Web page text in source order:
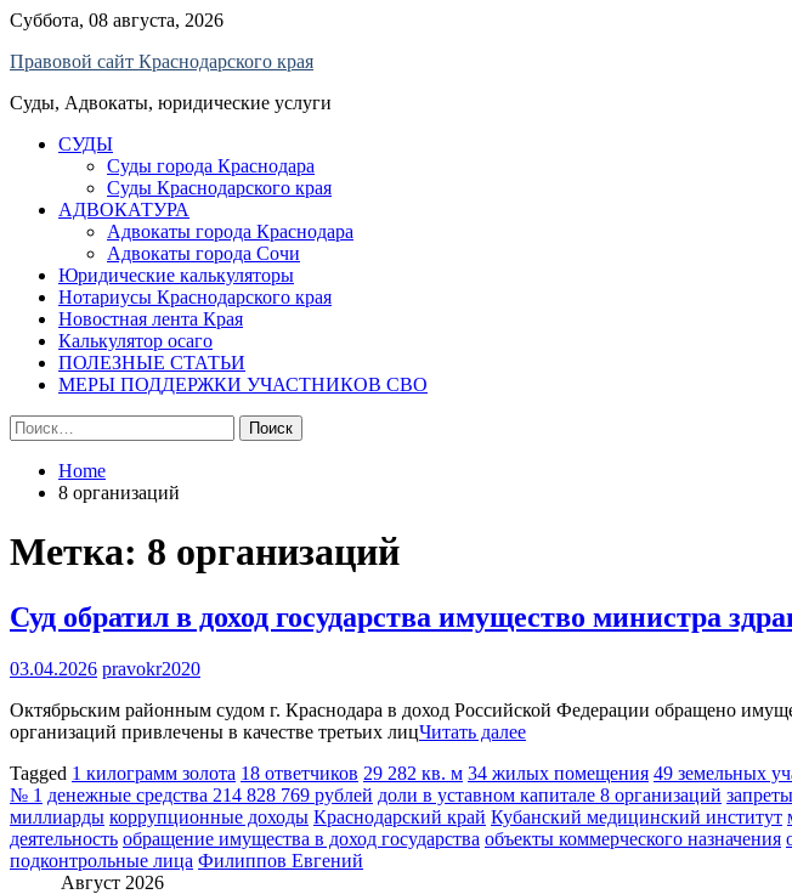
Skip
content
Суббота, 08 августа, 2026
Правовой сайт Краснодарского края
Суды, Адвокаты, юридические услуги
СУДЫ
Суды города Краснодара
Суды Краснодарского края
АДВОКАТУРА
Адвокаты города Краснодара
Адвокаты города Сочи
Юридические калькуляторы
Нотариусы Краснодарского края
Новостная лента Края
Калькулятор осаго
ПОЛЕЗНЫЕ СТАТЬИ
МЕРЫ ПОДДЕРЖКИ УЧАСТНИКОВ СВО
Найти:
Home
8 организаций
Метка: 8 организаций
Суд обратил в доход государства имущество министра
03.04.2026 pravokr2020
Октябрьским районным судом г. Краснодара в доход Российской Федерации обращено
организаций привлечены в качестве третьих лицЧитать далее
Tagged 1 килограмм золота 18 ответчиков 29 282 кв. м 34 жилых помещения 49 земельных
№ 1 денежные средства 214 828 769 рублей доли в уставном капитале 8 организаций
миллиарды коррупционные доходы Краснодарский край Кубанский медицинский институт
деятельность обращение имущества в доход государства объекты коммерческого назначения
подконтрольные лица Филиппов Евгений
Август 2026